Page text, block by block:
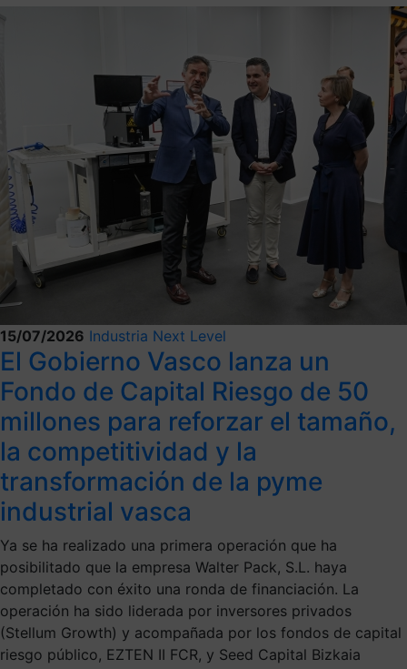
15/07/2026 Industria Next Level
El Gobierno Vasco lanza un
Fondo de Capital Riesgo de 50
millones para reforzar el tamaño,
la competitividad y la
transformación de la pyme
industrial vasca
Ya se ha realizado una primera operación que ha
posibilitado que la empresa Walter Pack, S.L. haya
completado con éxito una ronda de financiación. La
operación ha sido liderada por inversores privados
(Stellum Growth) y acompañada por los fondos de capital
riesgo público, EZTEN II FCR, y Seed Capital Bizkaia